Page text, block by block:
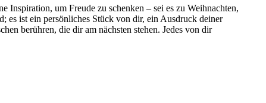
Inspiration, um Freude zu schenken – sei es zu Weihnachten,
es ist ein persönliches Stück von dir, ein Ausdruck deiner
berühren, die dir am nächsten stehen. Jedes von dir